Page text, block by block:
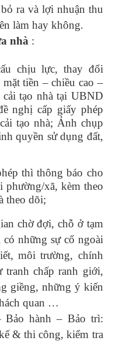
ra và lợi nhuận thu
làm hay không.
nhà :
chịu lực, thay đổi
tiền – chiều cao –
tạo nhà tại UBND
nghị cấp giấy phép
tạo nhà; Ảnh chụp
quyền sử dụng đất,
thì thông báo cho
phường/xã, kèm theo
theo dõi;
chờ đợi, chỗ ở tạm
những sự cố ngoài
môi trường, chính
chấp ranh giới,
giềng, những ý kiến
quan …
hành – Bảo trì:
& thi công, kiểm tra